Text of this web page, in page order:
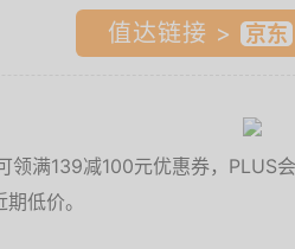
值达链接 >
领满139减100元优惠券，PLUS
低价。